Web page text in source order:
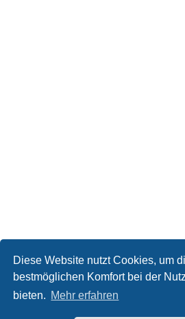
Diese Website nutzt Cookies, um
bestmöglichen Komfort bei der
bieten. Mehr erfahren